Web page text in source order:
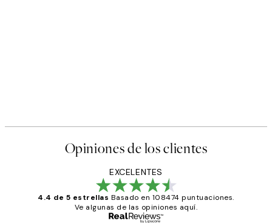
Opiniones de los clientes
EXCELENTES
4.4 de 5 estrellas Basado en 108474 puntuaciones.
Ve algunas de las opiniones aquí.